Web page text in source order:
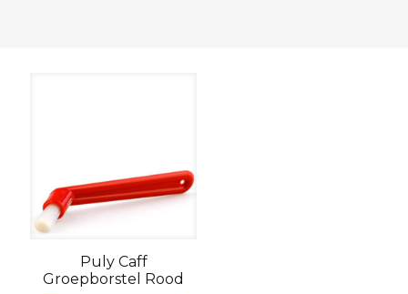
Puly Caff
Groepborstel Rood